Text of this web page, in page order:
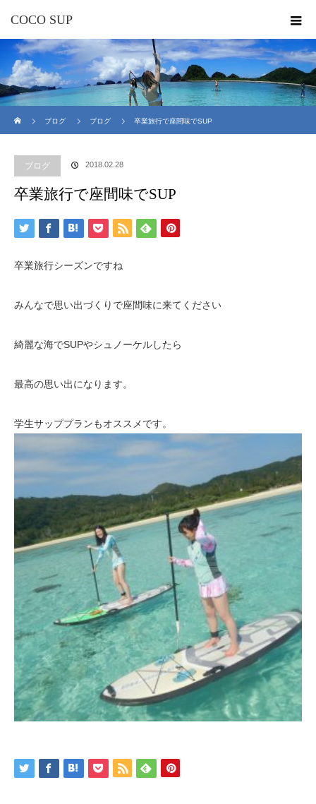
COCO SUP
ブログ
ブログ 卒業旅行で座間味でSUP
ブログ 2018.02.28
卒業旅行で座間味でSUP
卒業旅行シーズンですね
みんなで思い出づくりで座間味に来てください
綺麗な海でSUPやシュノーケルしたら
最高の思い出になります。
学生サッププランもオススメです。